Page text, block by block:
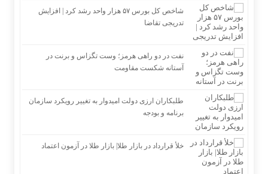
شاخص کل بورس ۵۷ هزار واحد رشد کرد | افزایش
تدریجی تقاضا
نفت در دو راهی هرمز؛ وست تگزاس و برنت در
آستانه شکست مقاومت
طلبکاران ارزی دولت امیدوار به تغییر رویکرد سازمان
برنامه و بودجه
خلأ قرارداد در بازار طلا| بازار طلا در آزمون اعتماد